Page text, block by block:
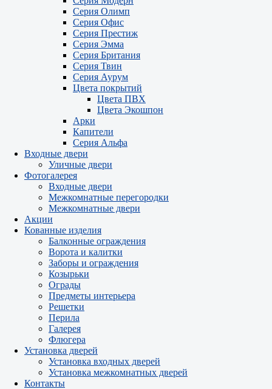
Серия Олимп
Серия Офис
Серия Престиж
Серия Эмма
Серия Британия
Серия Твин
Серия Аурум
Цвета покрытий
Цвета ПВХ
Цвета Экошпон
Арки
Капители
Серия Альфа
Входные двери
Уличные двери
Фотогалерея
Входные двери
Межкомнатные перегородки
Межкомнатные двери
Акции
Кованные изделия
Балконные ограждения
Ворота и калитки
Заборы и ограждения
Козырьки
Ограды
Предметы интерьера
Решетки
Перила
Галерея
Флюгера
Установка дверей
Установка входных дверей
Установка межкомнатных дверей
Контакты